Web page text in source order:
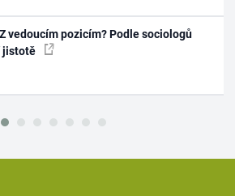
vedoucím pozicím? Podle sociologů
jistotě